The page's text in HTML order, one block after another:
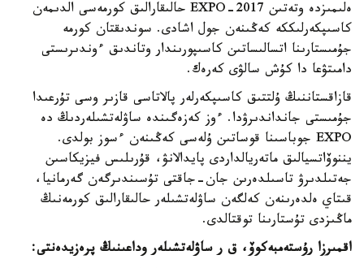
ەلىمىزدە وتەتىن EXPO-2017 حالىقارالىق كورمەسى الدىمەن
كاسىپكەرلىككە كەڭىنەن جول اشادى. سوندىقتان كورمە
جۇمىستارىنا اتسالىساتىن كاسىپورىندار وتاندىق ءوندىرىستى
دامىتۋعا دا كۇش سالۋى كەرەك.
قازاقستاننىڭ ۇلتتىق كاسىپكەرلەر پالاتاسى قازىر وسى تۇرعىدا
جۇمىستى جانداندىرۋدا. ءوز كەزەگىندە ساۋلەتشىلەردىڭ دە
EXPO جوباسىنا قوساتىن ۇلەسى كەڭىنەن ءسوز بولدى.
يننوۆاتسيالىق ماتەريالداردى پايدالانۋ، قۇرىلىس فيزيكاسىن
جەتىلدىرۋ تاسىلدەرىن جان-جاقتى تۇسىندىرگەن گەرمانيا،
قىتاي ەلدەرىنەن كەلگەن ساۋلەتشىلەر حالىقارالىق كورمەنىڭ
ماڭىزدى تۇستارىنا توقتالدى.
اقمىرزا رۇستەمبەكوۆ، ق ر ساۋلەتشىلەر وداعىنىڭ پرەزيدەنتى: